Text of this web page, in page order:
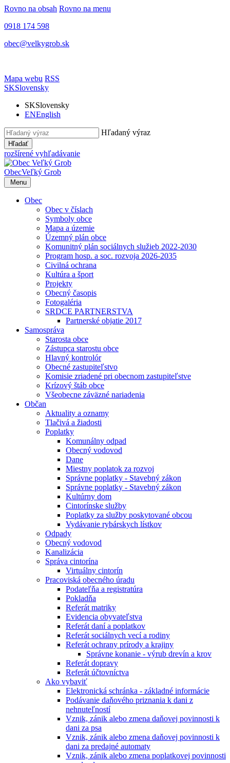
Rovno na obsah Rovno na menu
0918 174 598
obec@velkygrob.sk
Mapa webu RSS
SKSlovensky
SKSlovensky
ENEnglish
Hľadaný výraz
Hľadať
rozšírené vyhľadávanie
ObecVeľký Grob
Menu
Obec
Obec v číslach
Symboly obce
Mapa a územie
Územný plán obce
Komunitný plán sociálnych služieb 2022-2030
Program hosp. a soc. rozvoja 2026-2035
Civilná ochrana
Kultúra a šport
Projekty
Obecný časopis
Fotogaléria
SRDCE PARTNERSTVA
Partnerské objatie 2017
Samospráva
Starosta obce
Zástupca starostu obce
Hlavný kontrolór
Obecné zastupiteľstvo
Komisie zriadené pri obecnom zastupiteľstve
Krízový štáb obce
Všeobecne záväzné nariadenia
Občan
Aktuality a oznamy
Tlačivá a žiadosti
Poplatky
Komunálny odpad
Obecný vodovod
Dane
Miestny poplatok za rozvoj
Správne poplatky - Stavebný zákon
Správne poplatky - Stavebný zákon
Kultúrny dom
Cintorínske služby
Poplatky za služby poskytované obcou
Vydávanie rybárskych lístkov
Odpady
Obecný vodovod
Kanalizácia
Správa cintorína
Virtuálny cintorín
Pracoviská obecného úradu
Podateľňa a registratúra
Pokladňa
Referát matriky
Evidencia obyvateľstva
Referát daní a poplatkov
Referát sociálnych vecí a rodiny
Referát ochrany prírody a krajiny
Správne konanie - výrub drevín a krov
Referát dopravy
Referát účtovníctva
Ako vybaviť
Elektronická schránka - základné informácie
Podávanie daňového priznania k dani z
nehnuteľností
Vznik, zánik alebo zmena daňovej povinnosti k
dani za psa
Vznik, zánik alebo zmena daňovej povinnosti k
dani za predajné automaty
Vznik, zánik alebo zmena poplatkovej povinnosti